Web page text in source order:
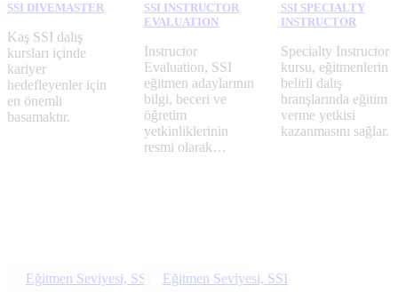
SSI DIVEMASTER
Kaş SSI dalış
kursları içinde
kariyer
hedefleyenler için
en önemli
basamaktır.
SSI INSTRUCTOR
EVALUATION
Instructor
Evaluation, SSI
eğitmen adaylarının
bilgi, beceri ve
öğretim
yetkinliklerinin
resmi olarak…
SSI SPECIALTY
INSTRUCTOR
Specialty Instructor
kursu, eğitmenlerin
belirli dalış
branşlarında eğitim
verme yetkisi
kazanmasını sağlar.
Eğitmen Seviyesi, SSI Eğitmen Seviyesi, SSI